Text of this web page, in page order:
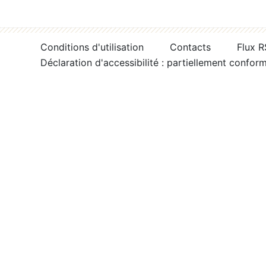
Conditions d'utilisation Contacts
Flux
Déclaration d'accessibilité : partiellement